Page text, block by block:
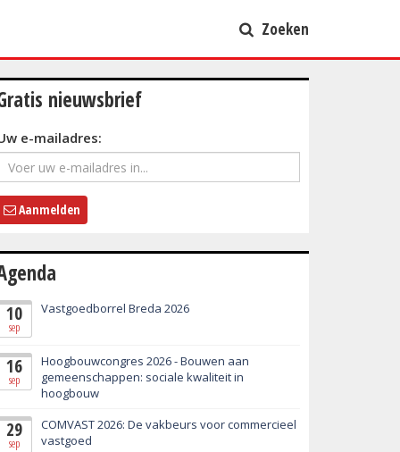
Zoeken
nieuwsbrief
e-mailadres:
Aanmelden
10
sep
Vastgoedborrel Breda 2026
16
sep
Hoogbouwcongres 2026 - Bouwen aan
gemeenschappen: sociale kwaliteit in
hoogbouw
29
sep
COMVAST 2026: De vakbeurs voor commercieel
vastgoed